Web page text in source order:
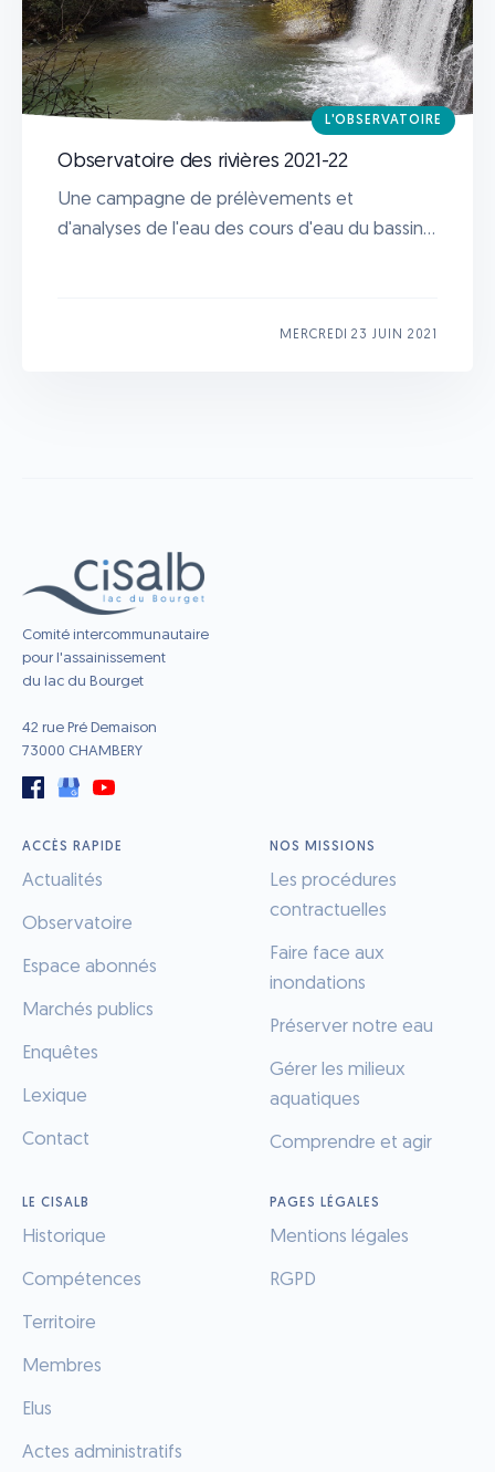
L'OBSERVATOIRE
Observatoire des rivières 2021-22
Une campagne de prélèvements et
d'analyses de l'eau des cours d'eau du bassin...
MERCREDI 23 JUIN 2021
Comité intercommunautaire
pour l'assainissement
du lac du Bourget
42 rue Pré Demaison
73000 CHAMBERY
ACCÈS RAPIDE
Actualités
Observatoire
Espace abonnés
Marchés publics
Enquêtes
Lexique
Contact
NOS MISSIONS
Les procédures
contractuelles
Faire face aux
inondations
Préserver notre eau
Gérer les milieux
aquatiques
Comprendre et agir
LE CISALB
Historique
Compétences
Territoire
Membres
Elus
Actes administratifs
PAGES LÉGALES
Mentions légales
RGPD